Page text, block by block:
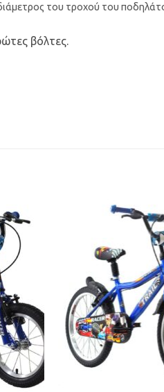
του τροχού του
βόλτες.
Λίστα